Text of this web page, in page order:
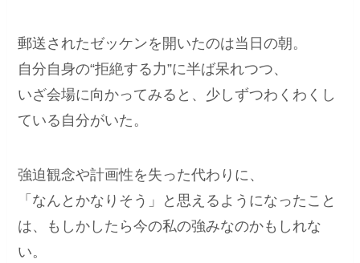
郵送されたゼッケンを開いたのは当日の朝。
自分自身の“拒絶する力”に半ば呆れつつ、
いざ会場に向かってみると、少しずつわくわくし
ている自分がいた。
強迫観念や計画性を失った代わりに、
「なんとかなりそう」と思えるようになったこと
は、もしかしたら今の私の強みなのかもしれな
い。